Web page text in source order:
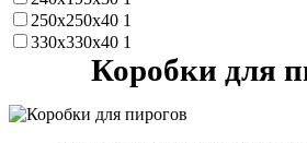
250х250х40 1
330x330x40 1
Коробки для